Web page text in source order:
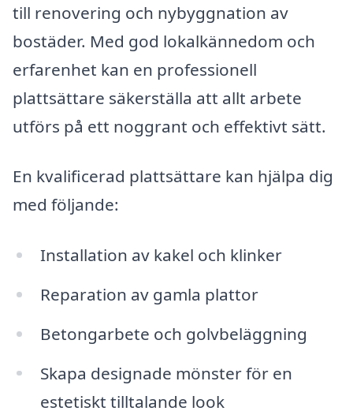
till renovering och nybyggnation av
bostäder. Med god lokalkännedom och
erfarenhet kan en professionell
plattsättare säkerställa att allt arbete
utförs på ett noggrant och effektivt sätt.
En kvalificerad plattsättare kan hjälpa dig
med följande:
Installation av kakel och klinker
Reparation av gamla plattor
Betongarbete och golvbeläggning
Skapa designade mönster för en
estetiskt tilltalande look